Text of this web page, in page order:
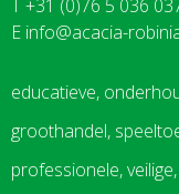
T +31 (0)76 5 036
E info@acacia-
educatieve,
groothandel,
professionele,